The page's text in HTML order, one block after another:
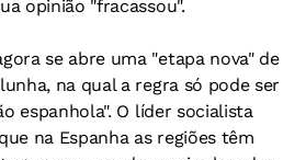
opinião "fracassou".
se abre uma "etapa nova" de
na qual a regra só pode ser
espanhola". O líder socialista
na Espanha as regiões têm